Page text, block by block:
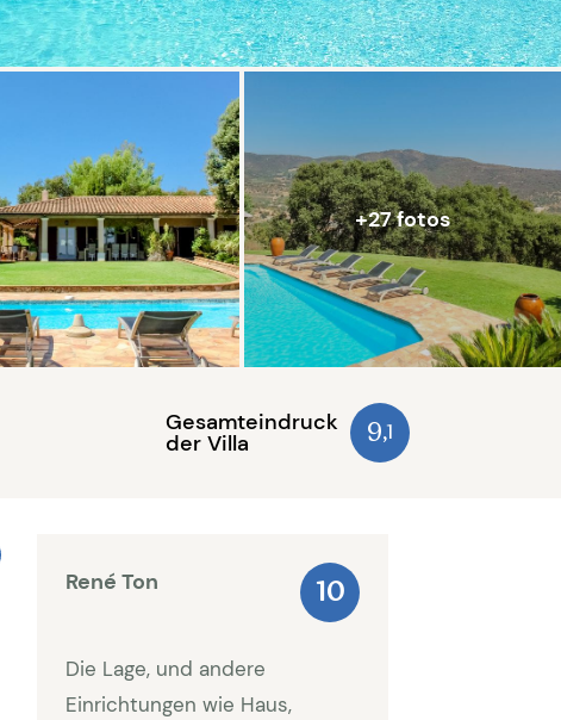
+27 fotos
Gesamteindruck
der Villa 9,1
René Ton 10
Die Lage, und andere
Einrichtungen wie Haus,